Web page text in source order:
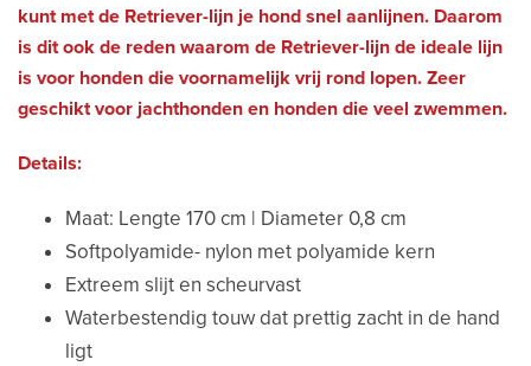
kunt met de Retriever-lijn je hond snel aanlijnen. Daarom
is dit ook de reden waarom de Retriever-lijn de ideale lijn
is voor honden die voornamelijk vrij rond lopen. Zeer
geschikt voor jachthonden en honden die veel zwemmen.
Details:
Maat: Lengte 170 cm | Diameter 0,8 cm
Softpolyamide- nylon met polyamide kern
Extreem slijt en scheurvast
Waterbestendig touw dat prettig zacht in de hand
ligt